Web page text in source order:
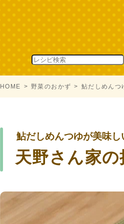
HOME 野菜のおかず 鮎だしめんつ
鮎だしめんつゆが美味し
天野さん家